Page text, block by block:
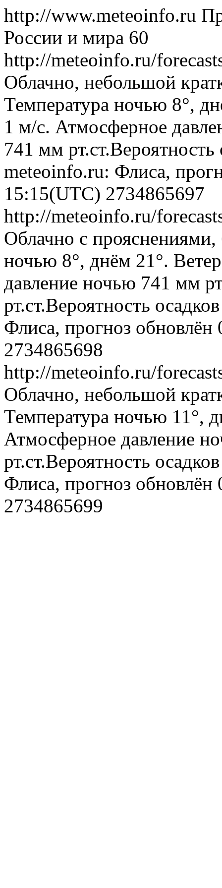
http://www.meteoinfo.ru
России и мира 60
http://meteoinfo.ru/
Облачно, небольшой
Температура ночью 8°,
1 м/с. Атмосферное
741 мм рт.ст.Вероятность
meteoinfo.ru: Флиса,
15:15(UTC) 2734865697
http://meteoinfo.ru/
Облачно с прояснениями,
ночью 8°, днём 21°.
давление ночью 741 мм
рт.ст.Вероятность
Флиса, прогноз
2734865698
http://meteoinfo.ru/
Облачно, небольшой
Температура ночью 11°,
Атмосферное давление
рт.ст.Вероятность
Флиса, прогноз
2734865699